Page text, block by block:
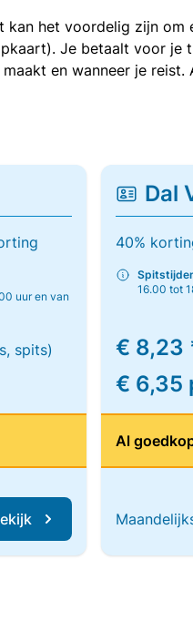
kan het voordelig zijn
Je betaalt voor
en wanneer je
uur en van
spits)
Dal
40%
16.00 tot
€ 8,23
€ 6,35
Al